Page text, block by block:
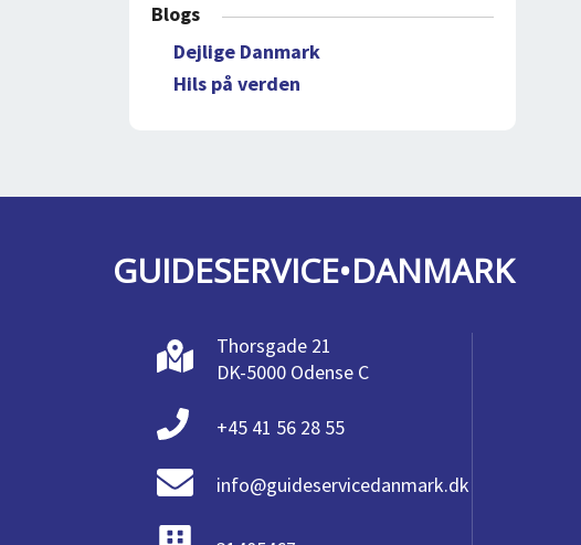
Blogs
Dejlige Danmark
Hils på verden
GUIDESERVICE•DANMARK
Thorsgade 21
DK-5000 Odense C
+45 41 56 28 55
info@guideservicedanmark.dk